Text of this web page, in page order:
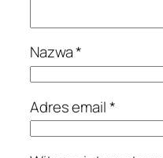
Nazwa*
Adres email*